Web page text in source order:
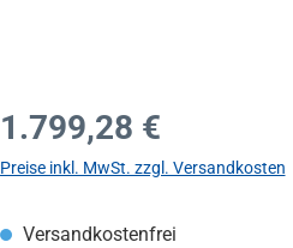
Regulärer Preis:
1.799,28 €
Preise inkl. MwSt. zzgl. Versandkosten
Versandkostenfrei